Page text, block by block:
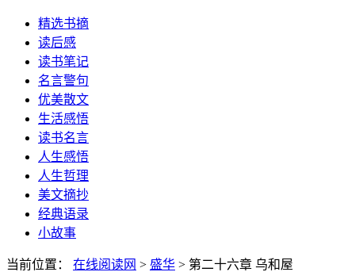
精选书摘
读后感
读书笔记
名言警句
优美散文
生活感悟
读书名言
人生感悟
人生哲理
美文摘抄
经典语录
小故事
当前位置： 在线阅读网 > 盛华 > 第二十六章 乌和屋